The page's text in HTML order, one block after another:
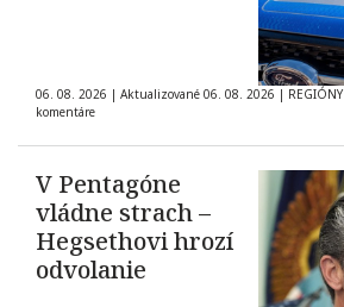
06. 08. 2026 | Aktualizované 06. 08. 2026 | REGIÓNY
komentáre
V Pentagóne
vládne strach –
Hegsethovi hrozí
odvolanie